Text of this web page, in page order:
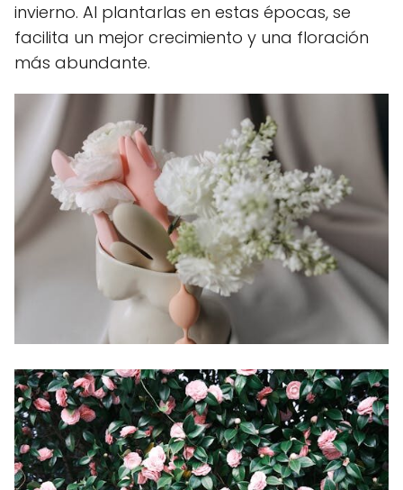
invierno. Al plantarlas en estas épocas, se
facilita un mejor crecimiento y una floración
más abundante.